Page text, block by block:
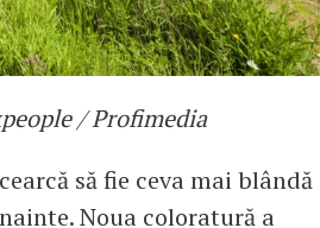
/ Profimedia
să fie ceva mai blândă
Noua coloratură a